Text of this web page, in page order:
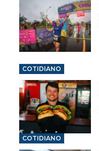
COTIDIANO
COTIDIANO